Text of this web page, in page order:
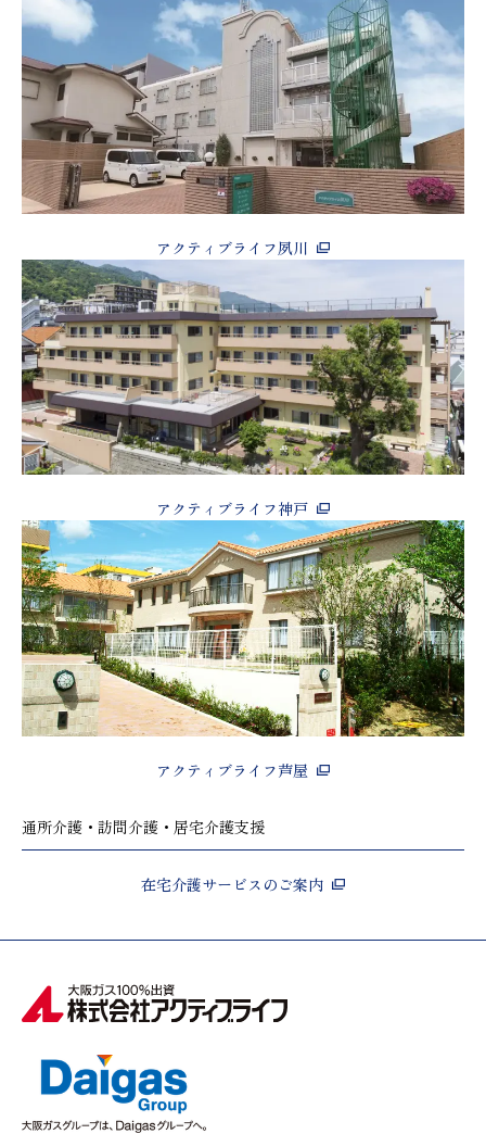
アクティブライフ夙川
アクティブライフ神戸
アクティブライフ芦屋
通所介護・訪問介護・居宅介護支援
在宅介護サービスのご案内